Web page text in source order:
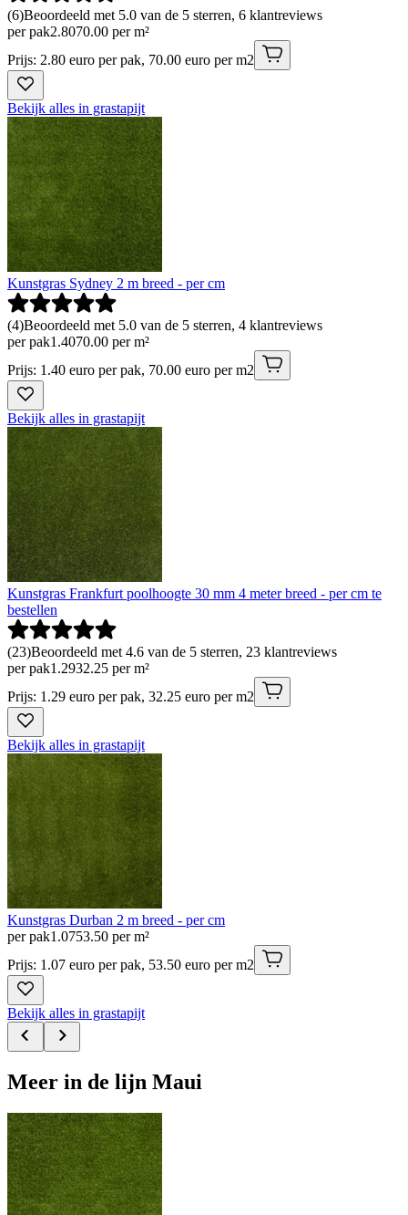
(6)Beoordeeld met 5.0 van de 5 sterren, 6 klantreviews
per pak2.8070.00 per m²
Prijs: 2.80 euro per pak, 70.00 euro per m2
Bekijk alles in grastapijt
Kunstgras Sydney 2 m breed - per cm
(4)Beoordeeld met 5.0 van de 5 sterren, 4 klantreviews
per pak1 .4070.00 per m²
Prijs: 1.40 euro per pak, 70.00 euro per m2
Bekijk alles in grastapijt
Kunstgras Frankfurt poolhoogte 30 mm 4 meter breed - per cm te
bestellen
(23)Beoordeeld met 4.6 van de 5 sterren, 23 klantreviews
per pak1 .2932.25 per m²
Prijs: 1.29 euro per pak, 32.25 euro per m2
Bekijk alles in grastapijt
Kunstgras Durban 2 m breed - per cm
per pak1 .0753.50 per m²
Prijs: 1.07 euro per pak, 53.50 euro per m2
Bekijk alles in grastapijt
Meer in de lijn Maui